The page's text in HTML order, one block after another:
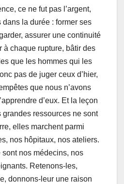
ce ne fut pas l’argent,
la durée : former ses
assurer une continuité
à chaque rupture, bâtir des
que les hommes qui les
pas de juger ceux d’hier,
que nous n’avons
d’eux. Et la leçon
ressources ne sont
elles marchent parmi
nos hôpitaux, nos ateliers.
nos médecins, nos
Retenons-les,
donnons-leur une raison